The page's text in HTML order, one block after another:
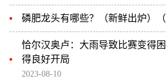
磷肥龙头有哪些？（新鲜出炉）（
恰尔汉奥卢：大雨导致比赛变得
得良好开局
2023-08-10